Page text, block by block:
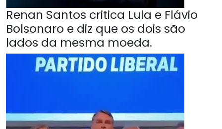
Renan Santos critica Lula e Flávio
Bolsonaro e diz que os dois são
lados da mesma moeda.